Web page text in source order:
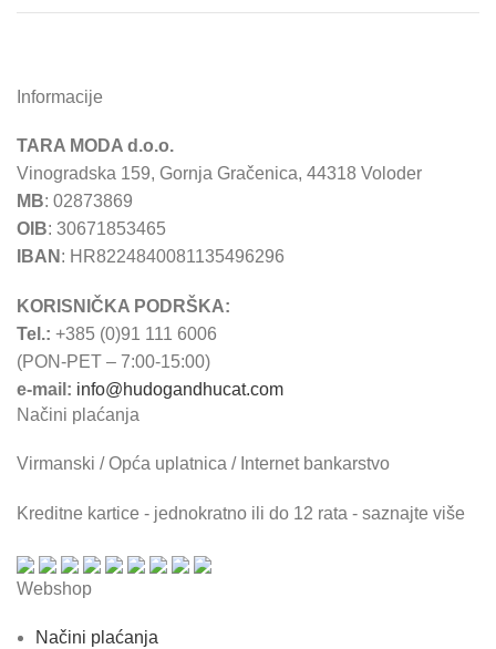
Informacije
TARA MODA d.o.o.
Vinogradska 159, Gornja Gračenica, 44318 Voloder
MB: 02873869
OIB: 30671853465
IBAN : HR8224840081135496296
KORISNIČKA PODRŠKA:
Tel.: +385 (0)91 111 6006
(PON-PET – 7:00-15:00)
e-mail: info@hudogandhucat.com
Načini plaćanja
Virmanski / Opća uplatnica / Internet bankarstvo
Kreditne kartice - jednokratno ili do 12 rata - saznajte više
Webshop
Načini plaćanja